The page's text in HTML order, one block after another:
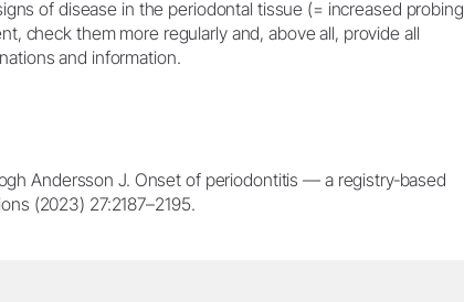
of disease in the periodontal tissue (= increased probing
check them more regularly and, above all, provide all
and information.
Andersson J. Onset of periodontitis — a registry‐based
(2023) 27:2187–2195.